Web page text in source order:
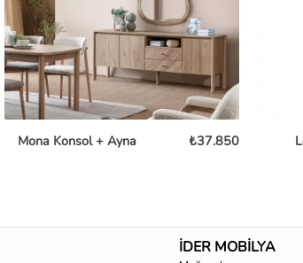
Mona Konsol + Ayna ₺37.850
İDER MOBİLYA